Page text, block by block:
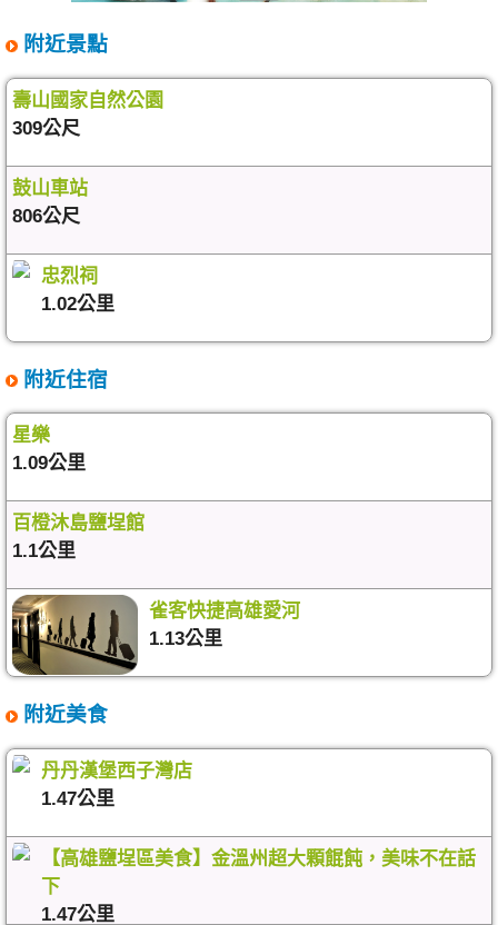
附近景點
壽山國家自然公園
309公尺
鼓山車站
806公尺
忠烈祠
1.02公里
附近住宿
星樂
1.09公里
百橙沐島鹽埕館
1.1公里
雀客快捷高雄愛河
1.13公里
附近美食
丹丹漢堡西子灣店
1.47公里
【高雄鹽埕區美食】金溫州超大顆餛飩，美味不在話
下
1.47公里